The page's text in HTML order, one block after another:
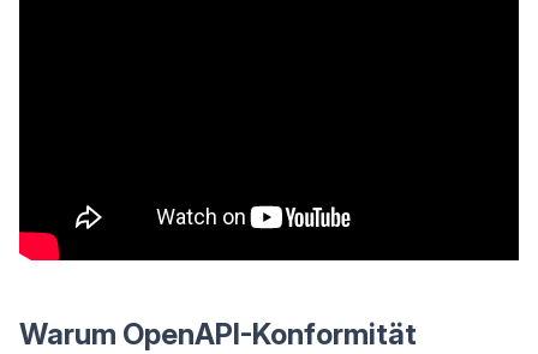
Warum OpenAPI-Konformität